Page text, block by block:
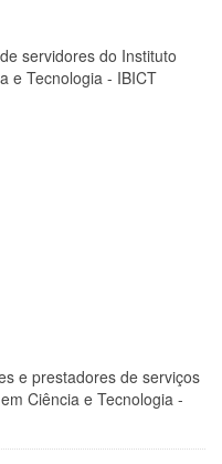
servidores do Instituto
e Tecnologia - IBICT
e prestadores de serviços
Ciência e Tecnologia -